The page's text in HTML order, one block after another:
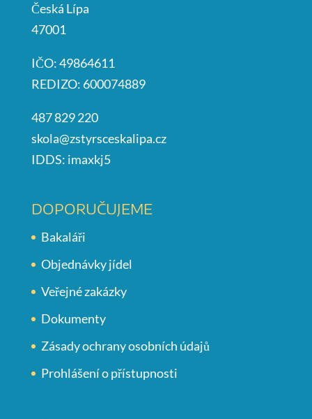
Česká Lípa
47001
IČO: 49864611
REDIZO: 600074889
487 829 220
skola@zstyrsceskalipa.cz
IDDS: imaxkj5
DOPORUČUJEME
Bakaláři
Objednávky jídel
Veřejné zakázky
Dokumenty
Zásady ochrany osobních údajů
Prohlášení o přístupnosti